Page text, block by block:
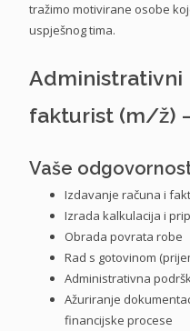
tražimo motivirane osobe
uspješnog tima.
Administrativni
fakturist (m/ž)
Vaše
Izdavanje računa i
Izrada kalkulacija i
Obrada povrata robe
Rad s gotovinom
Administrativna
Ažuriranje
financijske procese